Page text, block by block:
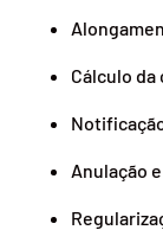
Cálculo da
Anulação